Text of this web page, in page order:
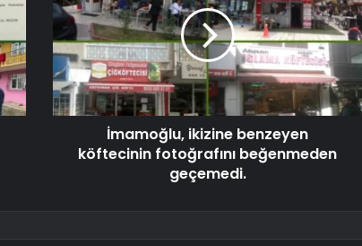
İmamoğlu, ikizine benzeyen
köftecinin fotoğrafını beğenmeden
geçemedi.